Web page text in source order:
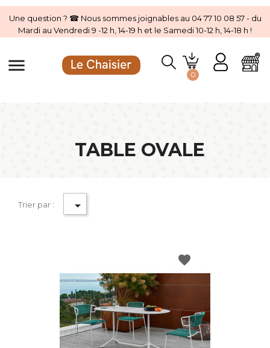
Une question ? ☎ Nous sommes joignables au 04 77 10 08 57 - du
Mardi au Vendredi 9 -12 h, 14-19 h et le Samedi 10-12 h, 14-18 h !
menu 0
TABLE OVALE
Trier par : 
favorite